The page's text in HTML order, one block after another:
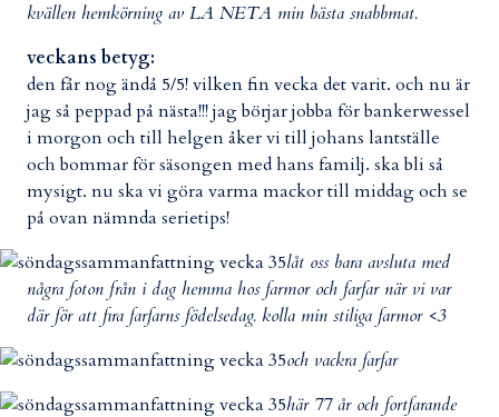
kvällen hemkörning av LA NETA min bästa snabbmat.
veckans betyg:
den får nog ändå 5/5! vilken fin vecka det varit. och nu är
jag så peppad på nästa!!! jag börjar jobba för bankerwessel
i morgon och till helgen åker vi till johans lantställe
och bommar för säsongen med hans familj. ska bli så
mysigt. nu ska vi göra varma mackor till middag och se
på ovan nämnda serietips!
låt oss bara avsluta med
några foton från i dag hemma hos farmor och farfar när vi var
där för att fira farfarns födelsedag. kolla min stiliga farmor <3
och vackra farfar
här 77 år och fortfarande